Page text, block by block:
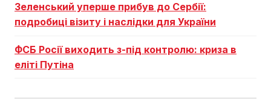
Зеленський уперше прибув до Сербії:
подробиці візиту і наслідки для України
ФСБ Росії виходить з-під контролю: криза в
еліті Путіна